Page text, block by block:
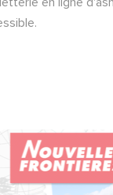
en ligne